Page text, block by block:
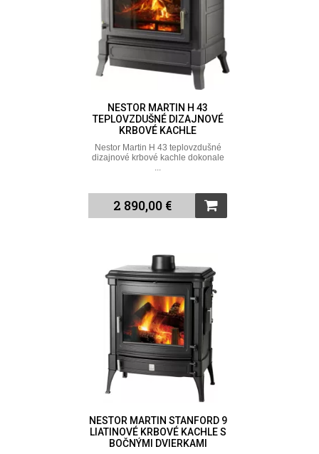
NESTOR MARTIN H 43
TEPLOVZDUŠNÉ DIZAJNOVÉ
KRBOVÉ KACHLE
Nestor Martin H 43 teplovzdušné
dizajnové krbové kachle dokonale
2 890,00 €
NESTOR MARTIN STANFORD 9
LIATINOVÉ KRBOVÉ KACHLE S
BOČNÝMI DVIERKAMI